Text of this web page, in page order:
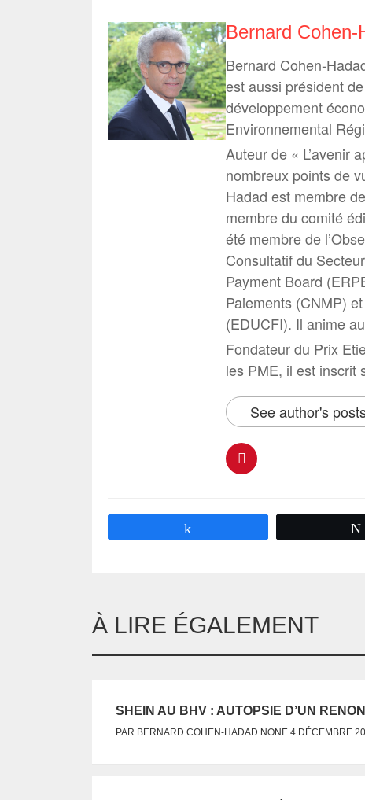
Bernard Cohen-
Bernard Cohen-
est aussi président
développement
Environnemental
Auteur de « L’avenir
nombreux points de
Hadad est membre
membre du comité
été membre de
Consultatif du
Payment Board
Paiements (CNMP)
(EDUCFI). Il anime
Fondateur du Prix
les PME, il est inscrit
See author's
À LIRE ÉGALEMENT
SHEIN AU BHV : AUTOPSIE D’UN
PAR BERNARD COHEN-HADAD NONE 4 DÉCEMBRE